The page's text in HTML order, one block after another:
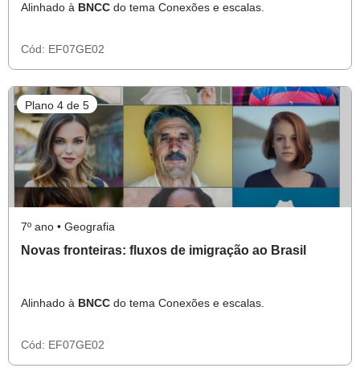
Alinhado à BNCC do tema Conexões e escalas.
Cód: EF07GE02
Plano 4 de 5
7º ano • Geografia
Novas fronteiras: fluxos de imigração ao Brasil
Alinhado à BNCC do tema Conexões e escalas.
Cód: EF07GE02